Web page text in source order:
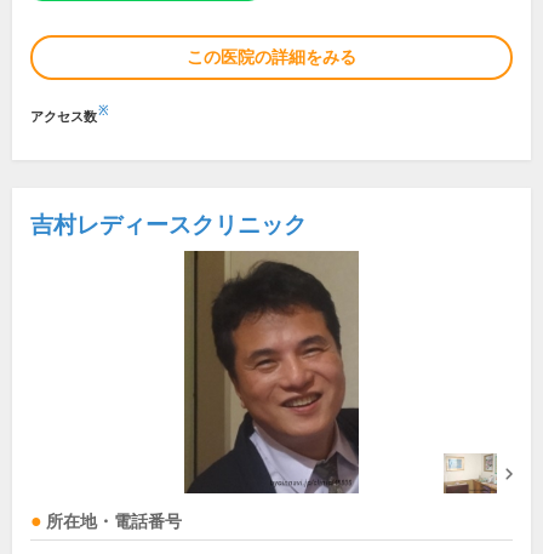
この医院の詳細をみる
アクセス数※
吉村レディースクリニック
所在地・電話番号